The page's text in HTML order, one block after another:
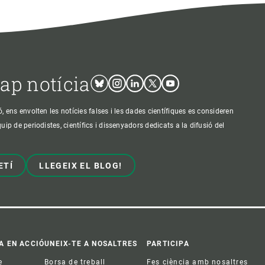
notícia BlueskyInstagram
LinkedinTwitterYoutube
ens envolten les notícies falses i les dades científiques es consideren
de periodistes, científics i dissenyadors dedicats a la difusió del
LLEGEIX EL BLOG!
EN ACCIÓUNEIX-TE A NOSALTRES
Borsa de treball
PARTICIPA
Fes ciència amb nosaltres